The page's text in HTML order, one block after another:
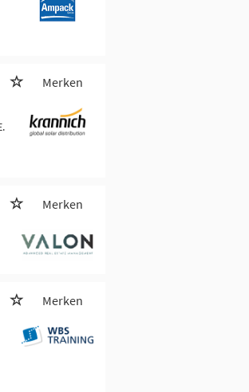
Merken
Merken
Merken